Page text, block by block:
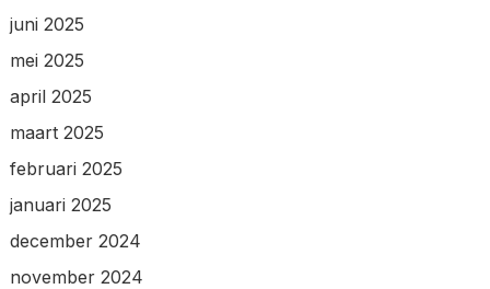
juni 2025
mei 2025
april 2025
maart 2025
februari 2025
januari 2025
december 2024
november 2024